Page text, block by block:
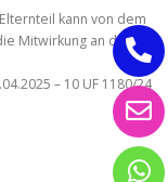
kann von dem
Mitwirkung an der
– 10 UF 1180/24